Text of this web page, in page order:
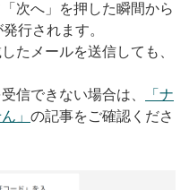
次へ」を押した瞬間から
行されます。
メールを送信しても、
信できない場合は、
「ナ
」 の記事をご確認くださ